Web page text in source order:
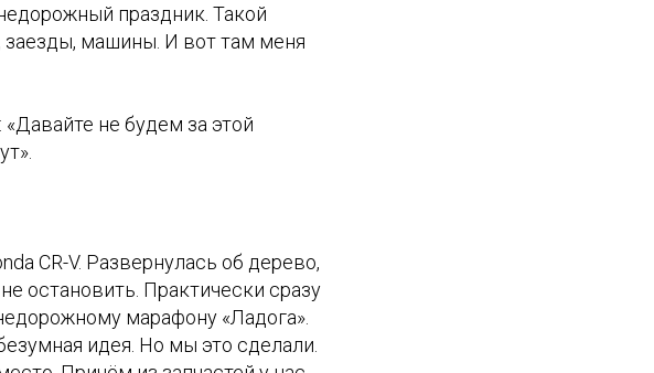
праздник. Такой
заезды, машины. И вот там меня
«Давайте не будем за этой
CR-V. Развернулась об дерево,
остановить. Практически сразу
марафону «Ладога».
идея. Но мы это сделали.